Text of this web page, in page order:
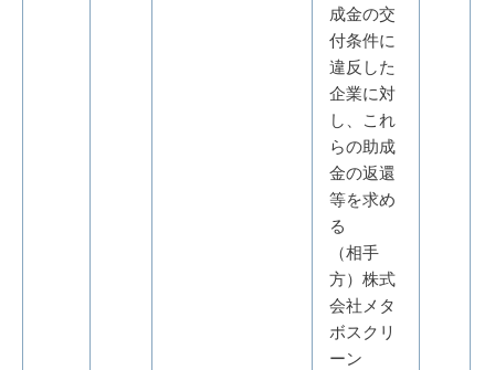
成金の交
付条件に
違反した
企業に対
し、これ
らの助成
金の返還
等を求め
る
（相手
方）株式
会社メタ
ボスクリ
ーン